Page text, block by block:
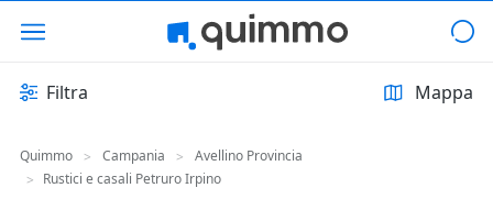
Filtra Mappa
Quimmo > Campania >
Avellino Provincia
> Rustici e casali Petruro Irpino